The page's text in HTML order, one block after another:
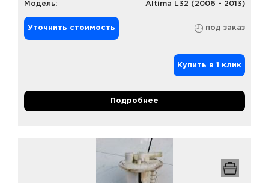
Модель:
Altima L32 (2006 - 2013)
Уточнить стоимость под заказ
Купить в 1 клик
Подробнее